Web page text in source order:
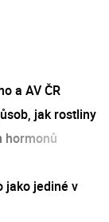
a AV ČR
jak rostliny
hormonů
jako jediné v